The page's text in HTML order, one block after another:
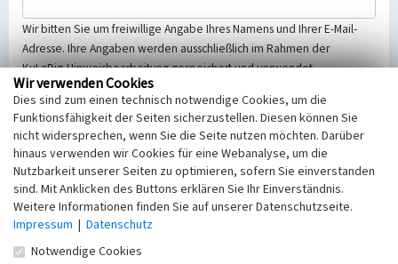
Wir bitten Sie um freiwillige Angabe Ihres Namens und Ihrer E-Mail-
Adresse. Ihre Angaben werden ausschließlich im Rahmen der
KuLaDig-Hinweisbearbeitung gespeichert und verwendet.
Selbstverständlich werden diese entsprechend der Vorschriften des
Telemediengesetzes, des Datenschutzgesetzes NRW und der seit
dem 25.05.2018 gültigen Europäischen Datenschutzgrundverordnung
(EU-DSGVO) vertraulich behandelt, beachten Sie bitte unsere
Hinweise zumDatenschutz
Nachricht
Wir verwenden Cookies
Dies sind zum einen technisch notwendige Cookies, um die
Funktionsfähigkeit der Seiten sicherzustellen. Diesen können Sie
nicht widersprechen, wenn Sie die Seite nutzen möchten. Darüber
hinaus verwenden wir Cookies für eine Webanalyse, um die
Nutzbarkeit unserer Seiten zu optimieren, sofern Sie einverstanden
sind. Mit Anklicken des Buttons erklären Sie Ihr Einverständnis.
Weitere Informationen finden Sie auf unserer Datenschutzseite.
Impressum | Datenschutz
Notwendige Cookies